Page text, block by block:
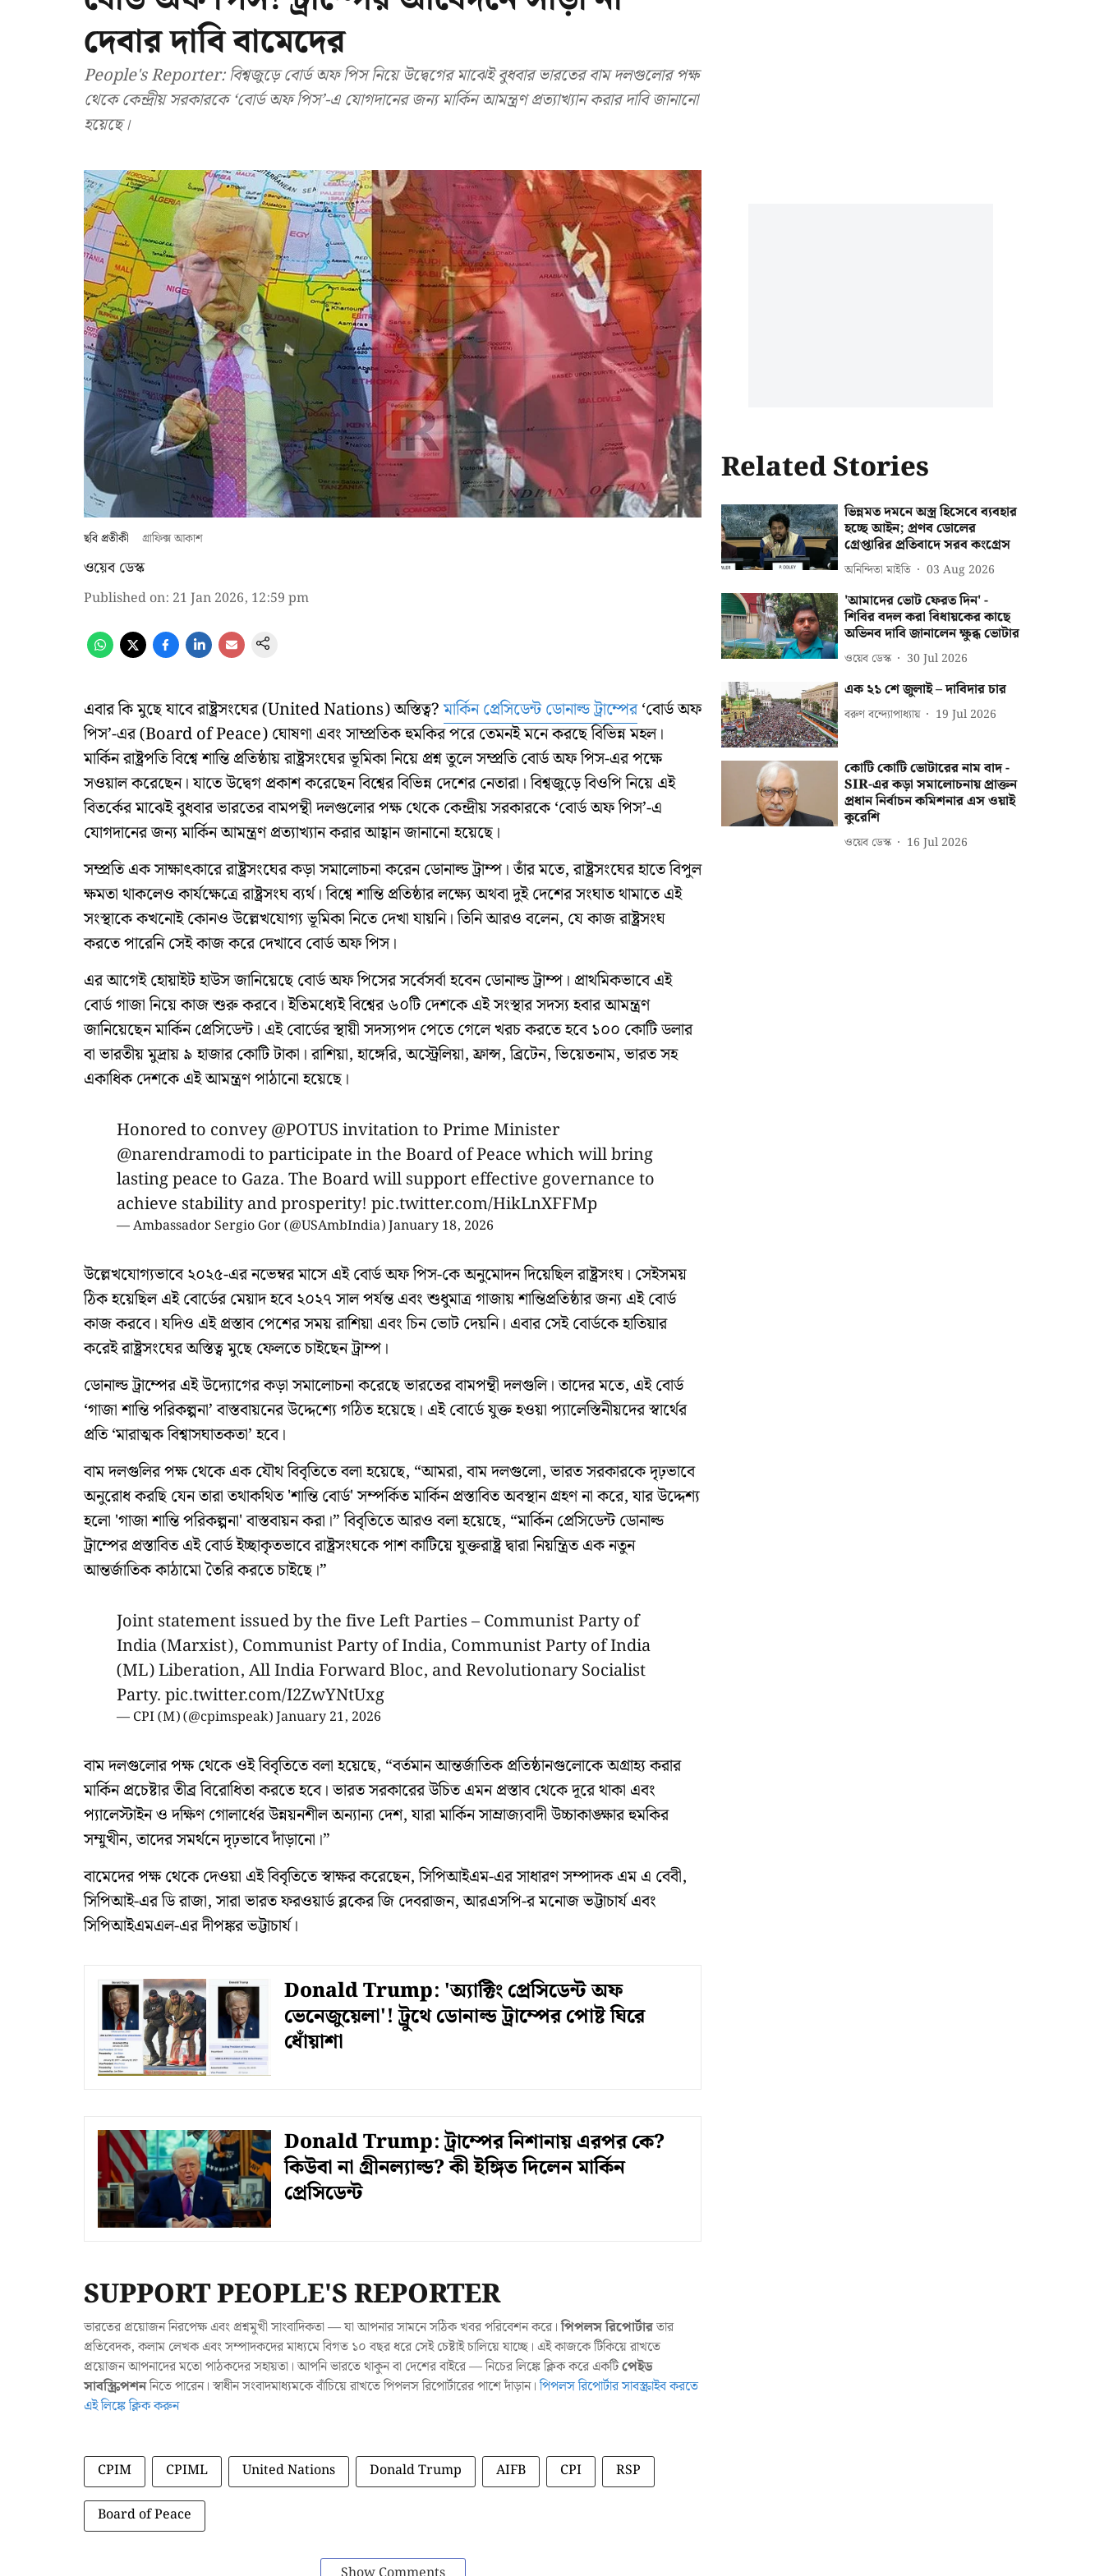
দেবার দাবি বামেদের
People's Reporter: বিশ্বজুড়ে বোর্ড অফ পিস নিয়ে উদ্বেগের মাঝেই বুধবার ভারতের বাম দলগুলোর পক্ষ
থেকে কেন্দ্রীয় সরকারকে ‘বোর্ড অফ পিস’-এ যোগদানের জন্য মার্কিন আমন্ত্রণ প্রত্যাখ্যান করার দাবি জানানো
হয়েছে।
ছবি প্রতীকী গ্রাফিক্স আকাশ
ওয়েব ডেস্ক
Published on: 21 Jan 2026, 12:59 pm
এবার কি মুছে যাবে রাষ্ট্রসংঘের (United Nations) অস্তিত্ব?মার্কিন প্রেসিডেন্ট ডোনাল্ড ট্রাম্পের‘বোর্ড অফ
পিস’-এর (Board of Peace) ঘোষণা এবং সাম্প্রতিক হুমকির পরে তেমনই মনে করছে বিভিন্ন মহল।
মার্কিন রাষ্ট্রপতি বিশ্বে শান্তি প্রতিষ্ঠায় রাষ্ট্রসংঘের ভূমিকা নিয়ে প্রশ্ন তুলে সম্প্রতি বোর্ড অফ পিস-এর পক্ষে
সওয়াল করেছেন। যাতে উদ্বেগ প্রকাশ করেছেন বিশ্বের বিভিন্ন দেশের নেতারা। বিশ্বজুড়ে বিওপি নিয়ে এই
বিতর্কের মাঝেই বুধবার ভারতের বামপন্থী দলগুলোর পক্ষ থেকে কেন্দ্রীয় সরকারকে ‘বোর্ড অফ পিস’-এ
যোগদানের জন্য মার্কিন আমন্ত্রণ প্রত্যাখ্যান করার আহ্বান জানানো হয়েছে।
সম্প্রতি এক সাক্ষাৎকারে রাষ্ট্রসংঘের কড়া সমালোচনা করেন ডোনাল্ড ট্রাম্প। তাঁর মতে, রাষ্ট্রসংঘের হাতে বিপুল
ক্ষমতা থাকলেও কার্যক্ষেত্রে রাষ্ট্রসংঘ ব্যর্থ। বিশ্বে শান্তি প্রতিষ্ঠার লক্ষ্যে অথবা দুই দেশের সংঘাত থামাতে এই
সংস্থাকে কখনোই কোনও উল্লেখযোগ্য ভূমিকা নিতে দেখা যায়নি। তিনি আরও বলেন, যে কাজ রাষ্ট্রসংঘ
করতে পারেনি সেই কাজ করে দেখাবে বোর্ড অফ পিস।
এর আগেই হোয়াইট হাউস জানিয়েছে বোর্ড অফ পিসের সর্বেসর্বা হবেন ডোনাল্ড ট্রাম্প। প্রাথমিকভাবে এই
বোর্ড গাজা নিয়ে কাজ শুরু করবে। ইতিমধ্যেই বিশ্বের ৬০টি দেশকে এই সংস্থার সদস্য হবার আমন্ত্রণ
জানিয়েছেন মার্কিন প্রেসিডেন্ট। এই বোর্ডের স্থায়ী সদস্যপদ পেতে গেলে খরচ করতে হবে ১০০ কোটি ডলার
বা ভারতীয় মুদ্রায় ৯ হাজার কোটি টাকা। রাশিয়া, হাঙ্গেরি, অস্ট্রেলিয়া, ফ্রান্স, ব্রিটেন, ভিয়েতনাম, ভারত সহ
একাধিক দেশকে এই আমন্ত্রণ পাঠানো হয়েছে।
Honored to convey@POTUSinvitation to Prime Minister
@narendramodito participate in the Board of Peace which will bring
lasting peace to Gaza. The Board will support effective governance to
achieve stability and prosperity! pic.twitter.com/HikLnXFFMp
— Ambassador Sergio Gor (@USAmbIndia)January 18, 2026
উল্লেখযোগ্যভাবে ২০২৫-এর নভেম্বর মাসে এই বোর্ড অফ পিস-কে অনুমোদন দিয়েছিল রাষ্ট্রসংঘ। সেইসময়
ঠিক হয়েছিল এই বোর্ডের মেয়াদ হবে ২০২৭ সাল পর্যন্ত এবং শুধুমাত্র গাজায় শান্তিপ্রতিষ্ঠার জন্য এই বোর্ড
কাজ করবে। যদিও এই প্রস্তাব পেশের সময় রাশিয়া এবং চিন ভোট দেয়নি। এবার সেই বোর্ডকে হাতিয়ার
করেই রাষ্ট্রসংঘের অস্তিত্ব মুছে ফেলতে চাইছেন ট্রাম্প।
ডোনাল্ড ট্রাম্পের এই উদ্যোগের কড়া সমালোচনা করেছে ভারতের বামপন্থী দলগুলি। তাদের মতে, এই বোর্ড
‘গাজা শান্তি পরিকল্পনা’ বাস্তবায়নের উদ্দেশ্যে গঠিত হয়েছে। এই বোর্ডে যুক্ত হওয়া প্যালেস্তিনীয়দের স্বার্থের
প্রতি ‘মারাত্মক বিশ্বাসঘাতকতা’ হবে।
বাম দলগুলির পক্ষ থেকে এক যৌথ বিবৃতিতে বলা হয়েছে, “আমরা, বাম দলগুলো, ভারত সরকারকে দৃঢ়ভাবে
অনুরোধ করছি যেন তারা তথাকথিত 'শান্তি বোর্ড' সম্পর্কিত মার্কিন প্রস্তাবিত অবস্থান গ্রহণ না করে, যার উদ্দেশ্য
হলো 'গাজা শান্তি পরিকল্পনা' বাস্তবায়ন করা।” বিবৃতিতে আরও বলা হয়েছে, “মার্কিন প্রেসিডেন্ট ডোনাল্ড
ট্রাম্পের প্রস্তাবিত এই বোর্ড ইচ্ছাকৃতভাবে রাষ্ট্রসংঘকে পাশ কাটিয়ে যুক্তরাষ্ট্র দ্বারা নিয়ন্ত্রিত এক নতুন
আন্তর্জাতিক কাঠামো তৈরি করতে চাইছে।”
Joint statement issued by the five Left Parties – Communist Party of
India (Marxist), Communist Party of India, Communist Party of India
(ML) Liberation, All India Forward Bloc, and Revolutionary Socialist
Party.pic.twitter.com/I2ZwYNtUxg
— CPI (M) (@cpimspeak)January 21, 2026
বাম দলগুলোর পক্ষ থেকে ওই বিবৃতিতে বলা হয়েছে, “বর্তমান আন্তর্জাতিক প্রতিষ্ঠানগুলোকে অগ্রাহ্য করার
মার্কিন প্রচেষ্টার তীব্র বিরোধিতা করতে হবে। ভারত সরকারের উচিত এমন প্রস্তাব থেকে দূরে থাকা এবং
প্যালেস্টাইন ও দক্ষিণ গোলার্ধের উন্নয়নশীল অন্যান্য দেশ, যারা মার্কিন সাম্রাজ্যবাদী উচ্চাকাঙ্ক্ষার হুমকির
সম্মুখীন, তাদের সমর্থনে দৃঢ়ভাবে দাঁড়ানো।”
বামেদের পক্ষ থেকে দেওয়া এই বিবৃতিতে স্বাক্ষর করেছেন, সিপিআইএম-এর সাধারণ সম্পাদক এম এ বেবী,
সিপিআই-এর ডি রাজা, সারা ভারত ফরওয়ার্ড ব্লকের জি দেবরাজন, আরএসপি-র মনোজ ভট্টাচার্য এবং
সিপিআইএমএল-এর দীপঙ্কর ভট্টাচার্য।
Donald Trump: 'অ্যাক্টিং প্রেসিডেন্ট অফ
ভেনেজুয়েলা'! ট্রুথে ডোনাল্ড ট্রাম্পের পোষ্ট ঘিরে
ধোঁয়াশা
Donald Trump: ট্রাম্পের নিশানায় এরপর কে?
কিউবা না গ্রীনল্যাল্ড? কী ইঙ্গিত দিলেন মার্কিন
প্রেসিডেন্ট
SUPPORT PEOPLE'S REPORTER
ভারতের প্রয়োজন নিরপেক্ষ এবং প্রশ্নমুখী সাংবাদিকতা — যা আপনার সামনে সঠিক খবর পরিবেশন করে।পিপলস রিপোর্টারতার
প্রতিবেদক, কলাম লেখক এবং সম্পাদকদের মাধ্যমে বিগত ১০ বছর ধরে সেই চেষ্টাই চালিয়ে যাচ্ছে। এই কাজকে টিকিয়ে রাখতে
প্রয়োজন আপনাদের মতো পাঠকদের সহায়তা। আপনি ভারতে থাকুন বা দেশের বাইরে — নিচের লিঙ্কে ক্লিক করে একটিপেইড
সাবস্ক্রিপশননিতে পারেন। স্বাধীন সংবাদমাধ্যমকে বাঁচিয়ে রাখতে পিপলস রিপোর্টারের পাশে দাঁড়ান।পিপলস রিপোর্টার সাবস্ক্রাইব করতে
এই লিঙ্কে ক্লিক করুন
CPIM CPIML United Nations Donald Trump AIFB CPI RSP
Board of Peace
Related Stories
ভিন্নমত দমনে অস্ত্র হিসেবে ব্যবহার
হচ্ছে আইন; প্রণব ডোলের
গ্রেপ্তারির প্রতিবাদে সরব কংগ্রেস
অনিন্দিতা মাইতি 03 Aug 2026
'আমাদের ভোট ফেরত দিন' -
শিবির বদল করা বিধায়কের কাছে
অভিনব দাবি জানালেন ক্ষুব্ধ ভোটার
ওয়েব ডেস্ক 30 Jul 2026
এক ২১ শে জুলাই – দাবিদার চার
বরুণ বন্দ্যোপাধ্যায় 19 Jul 2026
কোটি কোটি ভোটারের নাম বাদ -
SIR-এর কড়া সমালোচনায় প্রাক্তন
প্রধান নির্বাচন কমিশনার এস ওয়াই
কুরেশি
ওয়েব ডেস্ক 16 Jul 2026